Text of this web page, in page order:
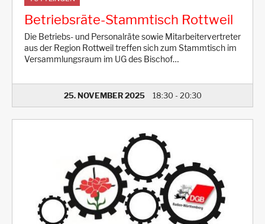
Betriebsräte-Stammtisch Rottweil
Die Betriebs- und Personalräte sowie Mitarbeitervertreter
aus der Region Rottweil treffen sich zum Stammtisch im
Versammlungsraum im UG des Bischof…
25. NOVEMBER 2025 18:30 - 20:30